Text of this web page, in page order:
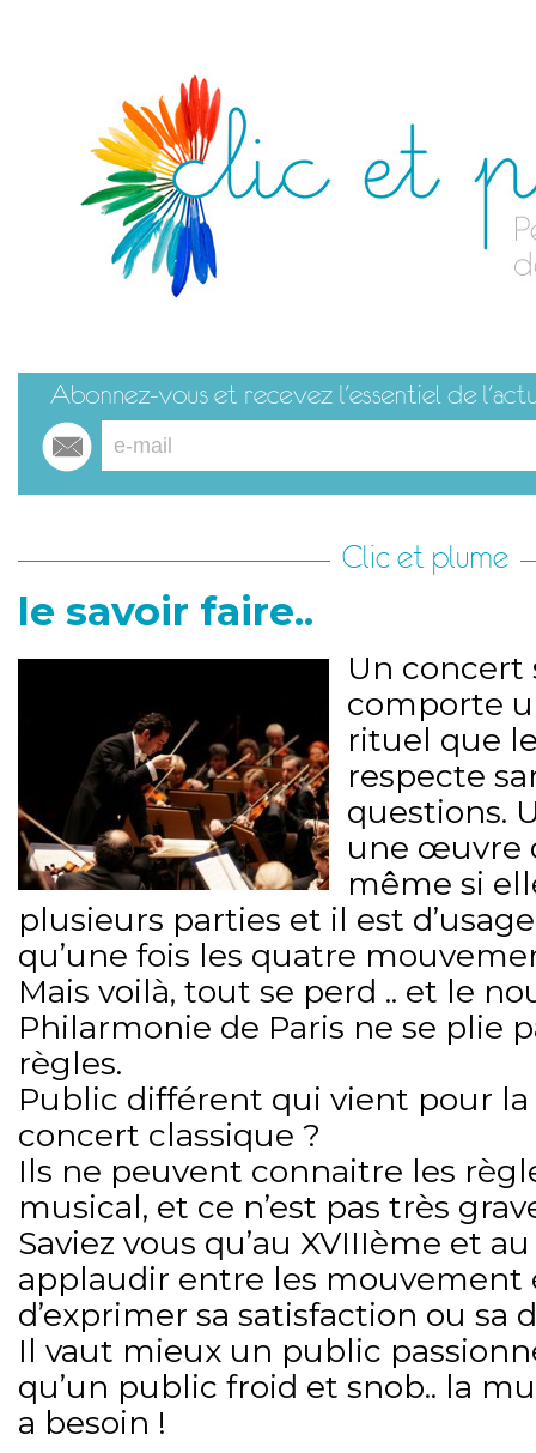
Clic et plume
le savoir faire..
Un
comporte
rituel que
respecte
questions.
une œuvre
même si
plusieurs parties et il est
qu’une fois les quatre
Mais voilà, tout se perd .. et le
Philarmonie de Paris ne se plie
règles.
Public différent qui vient pour
concert classique ?
Ils ne peuvent connaitre les
musical, et ce n’est pas très
Saviez vous qu’au XVIIIème et
applaudir entre les mouvement
d’exprimer sa satisfaction ou sa
Il vaut mieux un public
qu’un public froid et snob.. la
a besoin !